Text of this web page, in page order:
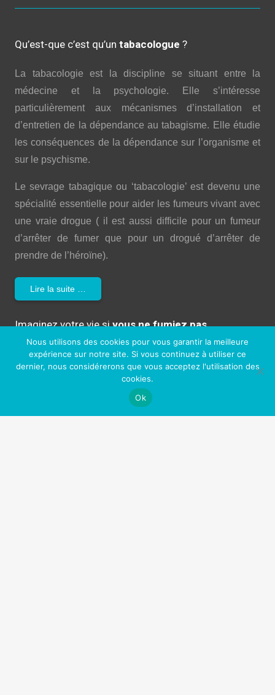
Qu’est-que c’est qu’un tabacologue ?
La tabacologie est la discipline se situant entre la
médecine et la psychologie. Elle s’intéresse
particulièrement aux mécanismes d’installation et
d’entretien de la dépendance au tabagisme. Elle étudie
les conséquences de la dépendance sur l’organisme et
sur le psychisme.
Le sevrage tabagique ou ‘tabacologie’ est devenu une
spécialité essentielle pour aider les fumeurs vivant avec
une vraie drogue ( il est aussi difficile pour un fumeur
d’arrêter de fumer que pour un drogué d’arrêter de
prendre de l’héroïne).
Lire la suite …
Imaginez votre vie sivous ne fumiez pas…
Une meilleure santé et une vie plus longue
Plus de liberté (et plus d’argent!)
Plus d’énergie et de confiance
Nous utilisons des cookies pour vous garantir la meilleure
expérience sur notre site. Si vous continuez à utiliser ce
dernier, nous considérerons que vous acceptez l'utilisation des
cookies.
Ok